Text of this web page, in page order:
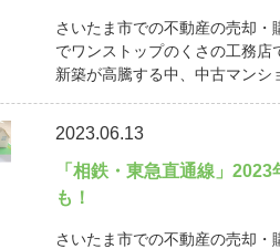
さいたま市での不動産の売却・
でワンストップのくさの工務店
新築が高騰する中、中古マンシ
2023.06.13
「相鉄・東急直通線」
も！
さいたま市での不動産の売却・